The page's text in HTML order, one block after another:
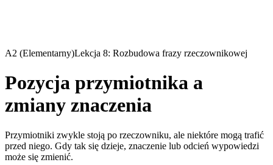
A2 (Elementarny)Lekcja 8: Rozbudowa frazy rzeczownikowej
Pozycja przymiotnika a
zmiany znaczenia
Przymiotniki zwykle stoją po rzeczowniku, ale niektóre mogą trafić
przed niego. Gdy tak się dzieje, znaczenie lub odcień wypowiedzi
może się zmienić.